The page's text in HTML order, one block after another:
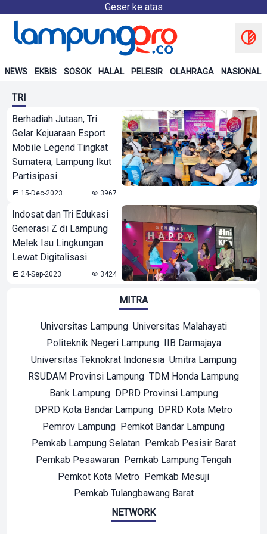
Geser ke atas
NEWS EKBIS SOSOK HALAL PELESIR OLAHRAGA NASIONAL
TRI
Berhadiah Jutaan, Tri
Gelar Kejuaraan Esport
Mobile Legend Tingkat
Sumatera, Lampung Ikut
Partisipasi
15-Dec-2023 3967
Indosat dan Tri Edukasi
Generasi Z di Lampung
Melek Isu Lingkungan
Lewat Digitalisasi
24-Sep-2023 3424
MITRA
Universitas Lampung Universitas Malahayati
Politeknik Negeri Lampung IIB Darmajaya
Universitas Teknokrat Indonesia Umitra Lampung
RSUDAM Provinsi Lampung TDM Honda Lampung
Bank Lampung DPRD Provinsi Lampung
DPRD Kota Bandar Lampung DPRD Kota Metro
Pemrov Lampung Pemkot Bandar Lampung
Pemkab Lampung Selatan Pemkab Pesisir Barat
Pemkab Pesawaran Pemkab Lampung Tengah
Pemkot Kota Metro Pemkab Mesuji
Pemkab Tulangbawang Barat
NETWORK